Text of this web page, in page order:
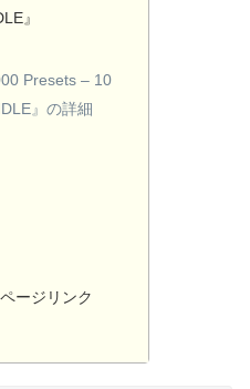
』
Presets – 10
』の詳細
ージリンク